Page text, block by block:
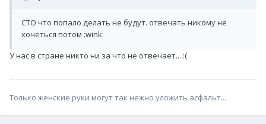
СТО что попало делать не будут. отвечать никому не
хочеться потом :wink:
У нас в стране никто ни за что не отвечает... :(
Только женские руки могут так нежно уложить асфальт...